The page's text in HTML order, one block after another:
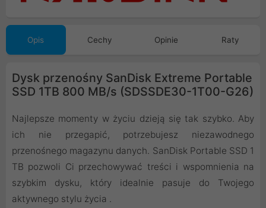
Opis Cechy Opinie Raty
Dysk przenośny SanDisk Extreme Portable
SSD 1TB 800 MB/s (SDSSDE30-1T00-G26)
Najlepsze momenty w życiu dzieją się tak szybko. Aby
ich nie przegapić, potrzebujesz niezawodnego
przenośnego magazynu danych. SanDisk Portable SSD 1
TB pozwoli Ci przechowywać treści i wspomnienia na
szybkim dysku, który idealnie pasuje do Twojego
aktywnego stylu życia .